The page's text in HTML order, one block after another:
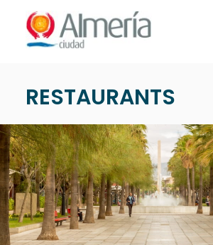
Nota:
este
sistema
de
accesibilidad.
BEREITE DEINE REISE VOR
WAS MAN UNTERNEHMEN
RESTAURANTS